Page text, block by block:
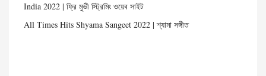
India 2022 | ফ্রি মুভী স্ট্রিমিং ওয়েব সাইট
All Times Hits Shyama Sangeet 2022 | শ্যামা সঙ্গীত